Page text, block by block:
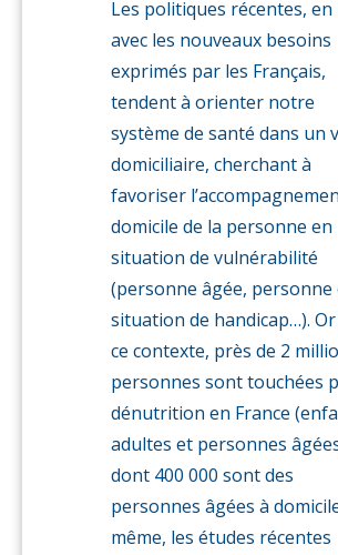
Les politiques récentes, en
avec les nouveaux besoins
exprimés par les Français,
tendent à orienter notre
système de santé dans un
domiciliaire, cherchant à
favoriser
domicile de la personne en
situation de vulnérabilité
(personne âgée, personne
situation de handicap…).
ce contexte, près de 2
personnes sont touchées
dénutrition en France
adultes et personnes
dont 400 000 sont des
personnes âgées à
même, les études récentes